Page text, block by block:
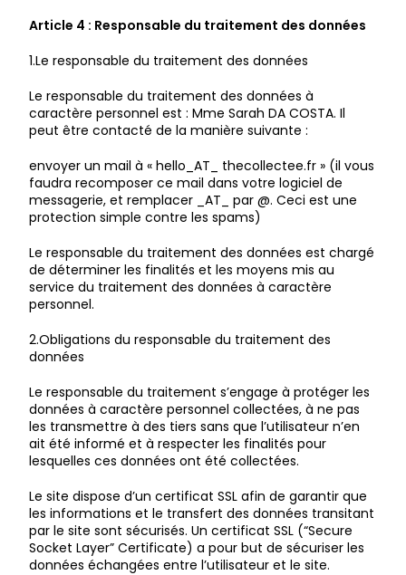
Article 4 : Responsable du traitement des données
1.Le responsable du traitement des données
Le responsable du traitement des données à
caractère personnel est : Mme Sarah DA COSTA. Il
peut être contacté de la manière suivante :
envoyer un mail à « hello_AT_ thecollectee.fr » (il vous
faudra recomposer ce mail dans votre logiciel de
messagerie, et remplacer _AT_ par @. Ceci est une
protection simple contre les spams)
Le responsable du traitement des données est chargé
de déterminer les finalités et les moyens mis au
service du traitement des données à caractère
personnel.
2.Obligations du responsable du traitement des
données
Le responsable du traitement s’engage à protéger les
données à caractère personnel collectées, à ne pas
les transmettre à des tiers sans que l’utilisateur n’en
ait été informé et à respecter les finalités pour
lesquelles ces données ont été collectées.
Le site dispose d’un certificat SSL afin de garantir que
les informations et le transfert des données transitant
par le site sont sécurisés. Un certificat SSL (“Secure
Socket Layer” Certificate) a pour but de sécuriser les
données échangées entre l’utilisateur et le site.